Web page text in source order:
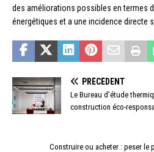
des améliorations possibles en termes
énergétiques et a une incidence directe
PRÉCÉDENT
Le Bureau d’étude
construction éco-
Construire ou acheter : peser le